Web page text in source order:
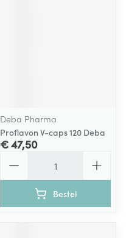
Deba Pharma
Proflavon V-caps 120 Deba
€ 47,50
Bestel